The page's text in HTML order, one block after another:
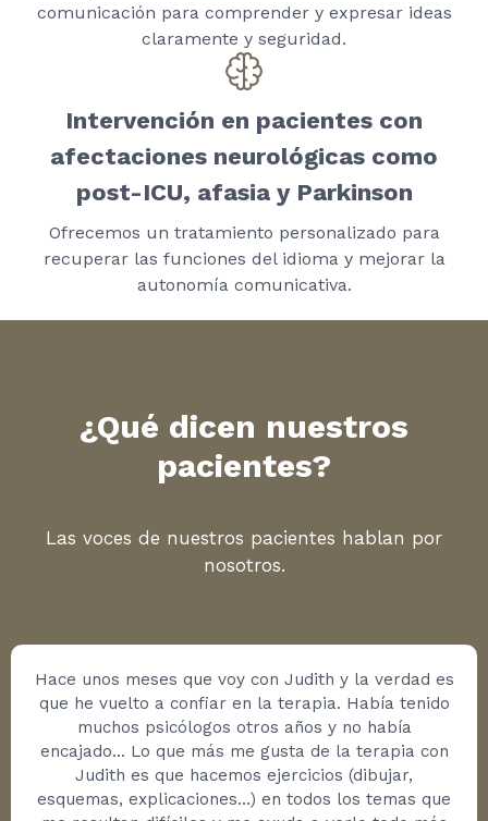
comunicación para comprender y expresar ideas
claramente y seguridad.
Intervención en pacientes con
afectaciones neurológicas como
post-ICU, afasia y Parkinson
Ofrecemos un tratamiento personalizado para
recuperar las funciones del idioma y mejorar la
autonomía comunicativa.
¿Qué dicen nuestros
pacientes?
Las voces de nuestros pacientes hablan por
nosotros.
Hace unos meses que voy con Judith y la verdad es
que he vuelto a confiar en la terapia. Había tenido
muchos psicólogos otros años y no había
encajado… Lo que más me gusta de la terapia con
Judith es que hacemos ejercicios (dibujar,
esquemas, explicaciones…) en todos los temas que